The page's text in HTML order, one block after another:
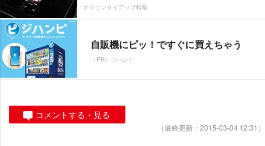
オリコンタイアップ特集
自販機にピッ！ですぐに買えちゃう
（PR）ジハンピ
コメントする・見る
（最終更新：2015-03-04 12:31）